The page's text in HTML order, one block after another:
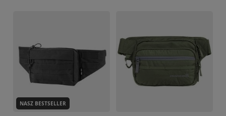
NASZ BESTSELLER